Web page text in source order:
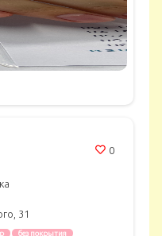
0
31
без покрытия